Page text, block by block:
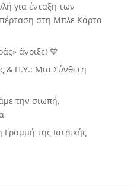
για ένταξη των
στη Μπλε Κάρτα
άνοιξε! 💙
& Π.Υ.: Μια Σύνθετη
την σιωπή,
της Ιατρικής